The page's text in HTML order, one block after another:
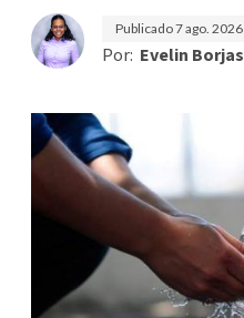
Publicado7 ago. 2026
Por: Evelin Borjas